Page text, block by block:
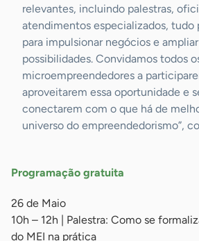
relevantes, incluindo palestras,
atendimentos especializados, tudo
para impulsionar negócios e ampliar
possibilidades. Convidamos todos
microempreendedores a
aproveitarem essa oportunidade e
conectarem com o que há de
universo do empreendedorismo”,
Programação gratuita
26 de Maio
10h – 12h | Palestra: Como se
do MEI na prática